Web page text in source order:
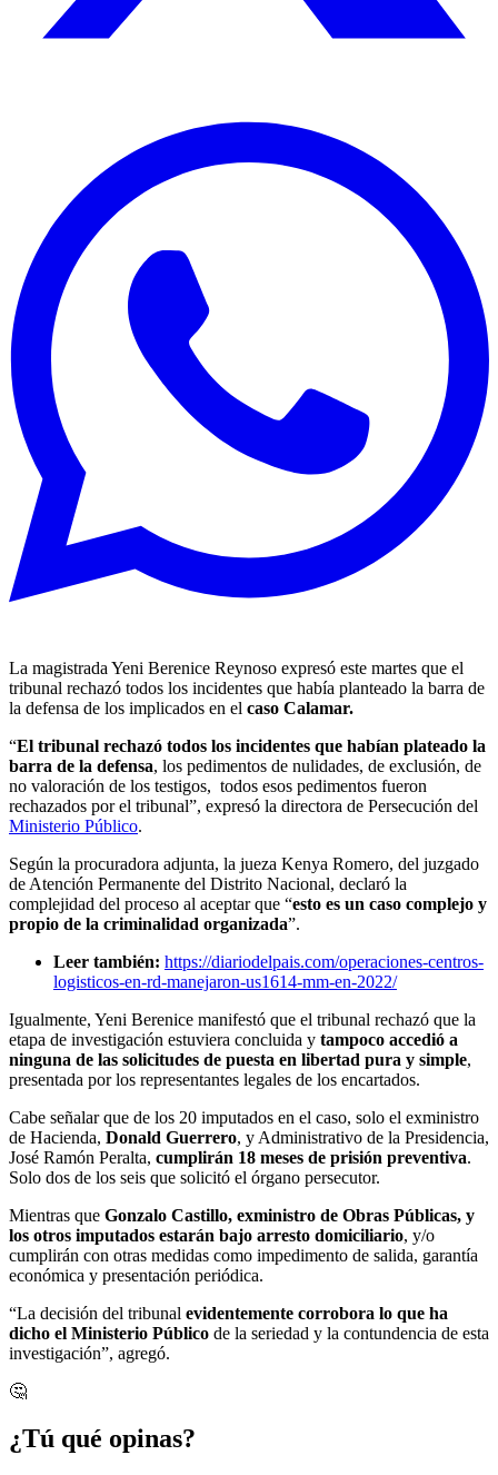
La magistrada Yeni Berenice Reynoso expresó este martes que el
tribunal rechazó todos los incidentes que había planteado la barra de
la defensa de los implicados en el caso Calamar.
“El tribunal rechazó todos los incidentes que habían plateado la
barra de la defensa, los pedimentos de nulidades, de exclusión, de
no valoración de los testigos, todos esos pedimentos fueron
rechazados por el tribunal”, expresó la directora de Persecución del
Ministerio Público.
Según la procuradora adjunta, la jueza Kenya Romero, del juzgado
de Atención Permanente del Distrito Nacional, declaró la
complejidad del proceso al aceptar que “esto es un caso complejo y
propio de la criminalidad organizada”.
Leer también: https://diariodelpais.com/operaciones-centros-
logisticos-en-rd-manejaron-us1614-mm-en-2022/
Igualmente, Yeni Berenice manifestó que el tribunal rechazó que la
etapa de investigación estuviera concluida y tampoco accedió a
ninguna de las solicitudes de puesta en libertad pura y simple,
presentada por los representantes legales de los encartados.
Cabe señalar que de los 20 imputados en el caso, solo el exministro
de Hacienda, Donald Guerrero, y Administrativo de la Presidencia,
José Ramón Peralta, cumplirán 18 meses de prisión preventiva.
Solo dos de los seis que solicitó el órgano persecutor.
Mientras que Gonzalo Castillo, exministro de Obras Públicas, y
los otros imputados estarán bajo arresto domiciliario, y/o
cumplirán con otras medidas como impedimento de salida, garantía
económica y presentación periódica.
“La decisión del tribunal evidentemente corrobora lo que ha
dicho el Ministerio Público de la seriedad y la contundencia de esta
investigación”, agregó.
🤔
¿Tú qué opinas?